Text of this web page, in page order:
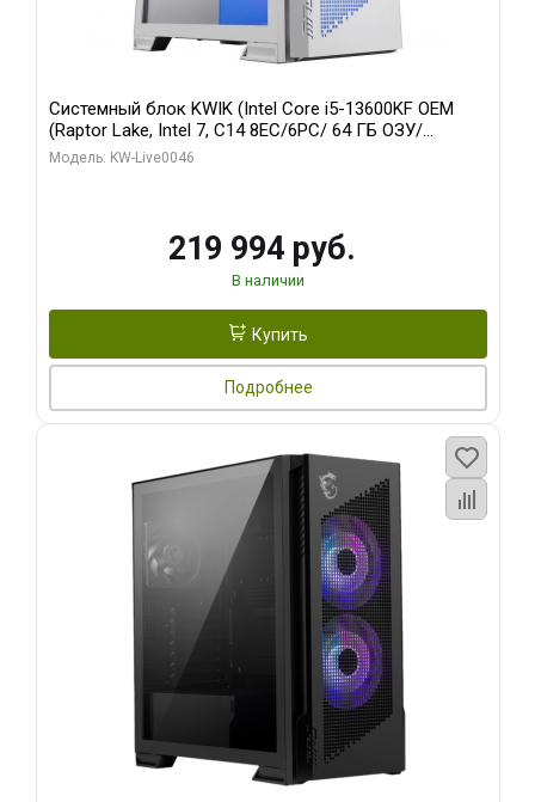
Системный блок KWIK (Intel Core i5-13600KF OEM
(Raptor Lake, Intel 7, C14 8EC/6PC/ 64 ГБ ОЗУ/
Gigabyte RTX5060Ti GAMING OC 8GB GDDR7 128bit
Модель: KW-Live0046
219 994 руб.
В наличии
Купить
Подробнее